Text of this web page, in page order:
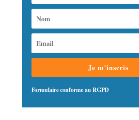
Je m'inscris
Formulaire conforme au RGPD